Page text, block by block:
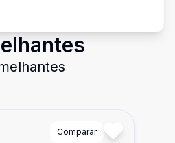
Comparar